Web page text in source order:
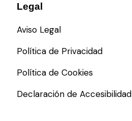
Legal
Aviso Legal
Política de Privacidad
Política de Cookies
Declaración de Accesibilidad